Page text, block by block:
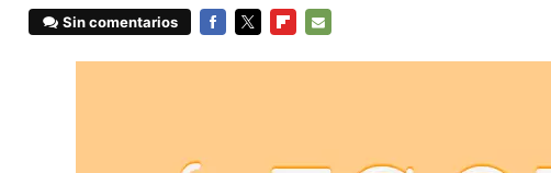
Sin comentarios